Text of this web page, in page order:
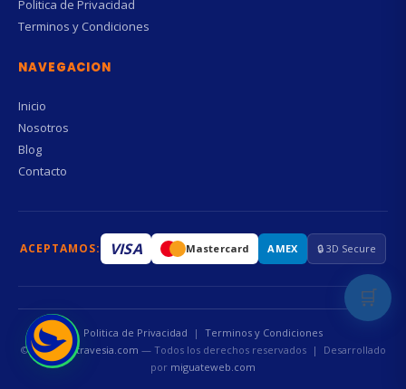
Politica de Privacidad
Terminos y Condiciones
NAVEGACION
Inicio
Nosotros
Blog
Contacto
ACEPTAMOS: VISA Mastercard AMEX 🔒 3D Secure
Politica de Privacidad | Terminos y Condiciones
© 2026mastravesia.com — Todos los derechos reservados | Desarrollado
por miguateweb.com
🛒